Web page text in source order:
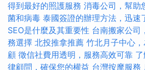
得到最好的照護服務 消毒公司，幫助
菌和病毒 泰國簽證的辦理方法，迅速
SEO是什麼及其重要性 台南搬家公司
務選擇 北投推拿推薦 竹北月子中心
顧 徵信社費用透明，服務高效可靠
律顧問，確保您的權益 台灣按摩服務